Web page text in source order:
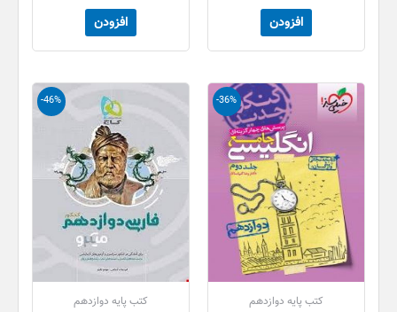
افزودن افزودن
-36%
کتب پایه دوازدهم
قیمت
اصلی
55,000 تومان
بود.
قیمت
فعلی
است.
-46%
کتب پایه دوازدهم
قیمت
اصلی
65,000 تومان
بود.
قیمت
فعلی